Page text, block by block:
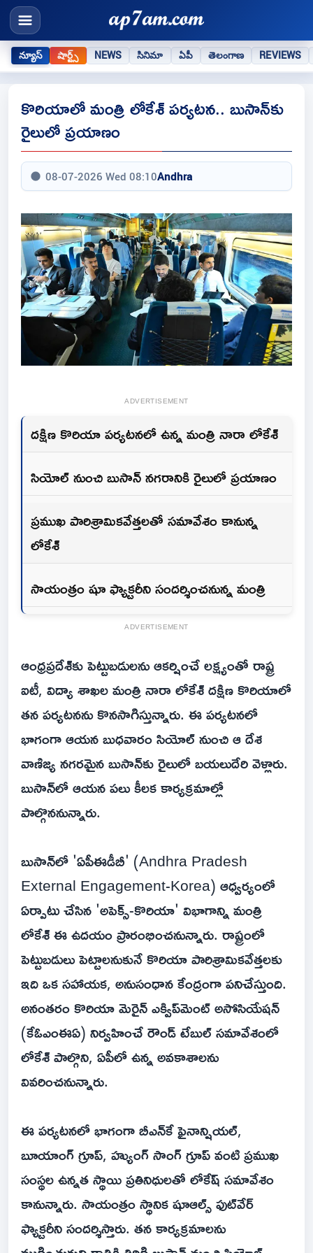
న్యూస్ షార్ట్స్ NEWS సినిమా ఏపీ తెలంగాణ REVIEWS
కొరియాలో మంత్రి లోకేశ్‌ పర్యటన.. బుసాన్‌కు
రైలులో ప్రయాణం
08-07-2026 Wed 08:10Andhra
ADVERTISEMENT
దక్షిణ కొరియా పర్యటనలో ఉన్న మంత్రి నారా లోకేశ్‌
సియోల్ నుంచి బుసాన్‌ నగరానికి రైలులో ప్రయాణం
ప్రముఖ పారిశ్రామికవేత్తలతో సమావేశం కానున్న
లోకేశ్‌
సాయంత్రం షూ ఫ్యాక్టరీని సందర్శించనున్న మంత్రి
ADVERTISEMENT
ఆంధ్రప్రదేశ్‌కు పెట్టుబడులను ఆకర్షించే లక్ష్యంతో రాష్ట్ర
ఐటీ, విద్యా శాఖల మంత్రి నారా లోకేశ్‌ దక్షిణ కొరియాలో
తన పర్యటనను కొనసాగిస్తున్నారు. ఈ పర్యటనలో
భాగంగా ఆయన బుధవారం సియోల్ నుంచి ఆ దేశ
వాణిజ్య నగరమైన బుసాన్‌కు రైలులో బయలుదేరి వెళ్లారు.
బుసాన్‌లో ఆయన పలు కీలక కార్యక్రమాల్లో
పాల్గొననున్నారు.
బుసాన్‌లో 'ఏపీఈడీబీ' (Andhra Pradesh
External Engagement-Korea) ఆధ్వర్యంలో
ఏర్పాటు చేసిన 'అపెక్స్-కొరియా' విభాగాన్ని మంత్రి
లోకేశ్‌ ఈ ఉదయం ప్రారంభించనున్నారు. రాష్ట్రంలో
పెట్టుబడులు పెట్టాలనుకునే కొరియా పారిశ్రామికవేత్తలకు
ఇది ఒక సహాయక, అనుసంధాన కేంద్రంగా పనిచేస్తుంది.
అనంతరం కొరియా మెరైన్ ఎక్విప్‌మెంట్ అసోసియేషన్
(కేఓఎంఈఏ) నిర్వహించే రౌండ్ టేబుల్ సమావేశంలో
లోకేశ్‌ పాల్గొని, ఏపీలో ఉన్న అవకాశాలను
వివరించనున్నారు.
ఈ పర్యటనలో భాగంగా బీఎన్‌కే ఫైనాన్షియల్,
బూయాంగ్ గ్రూప్, హ్యుంగ్ సాంగ్ గ్రూప్ వంటి ప్రముఖ
సంస్థల ఉన్నత స్థాయి ప్రతినిధులతో లోకేష్ సమావేశం
కానున్నారు. సాయంత్రం స్థానిక షూఆల్స్ ఫుట్‌వేర్
ఫ్యాక్టరీని సందర్శిస్తారు. తన కార్యక్రమాలను